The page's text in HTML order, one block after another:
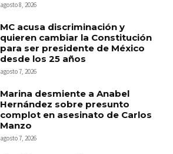
agosto 8, 2026
MC acusa discriminación y
quieren cambiar la Constitución
para ser presidente de México
desde los 25 años
agosto 7, 2026
Marina desmiente a Anabel
Hernández sobre presunto
complot en asesinato de Carlos
Manzo
agosto 7, 2026